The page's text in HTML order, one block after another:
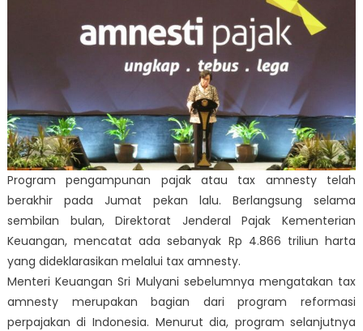
Program pengampunan pajak atau tax amnesty telah
berakhir pada Jumat pekan lalu. Berlangsung selama
sembilan bulan, Direktorat Jenderal Pajak Kementerian
Keuangan, mencatat ada sebanyak Rp 4.866 triliun harta
yang dideklarasikan melalui tax amnesty.
Menteri Keuangan Sri Mulyani sebelumnya mengatakan tax
amnesty merupakan bagian dari program reformasi
perpajakan di Indonesia. Menurut dia, program selanjutnya